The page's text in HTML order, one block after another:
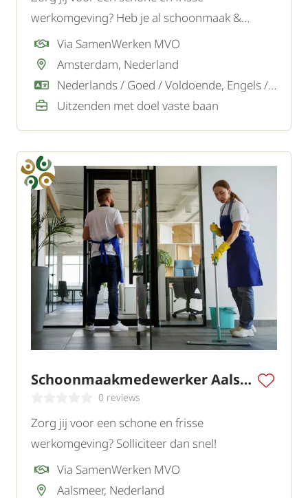
werkomgeving? Heb je al schoonmaak &
leidinggevende ervaring? Solliciteer dan snel!
Via SamenWerken MVO
Amsterdam, Nederland
Nederlands / Goed / Voldoende, Engels / Goed
Uitzenden met doel vaste baan
Schoonmaakmedewerker Aalsmeer
0 reviews
Zorg jij voor een schone en frisse
werkomgeving? Solliciteer dan snel!
Via SamenWerken MVO
Aalsmeer, Nederland